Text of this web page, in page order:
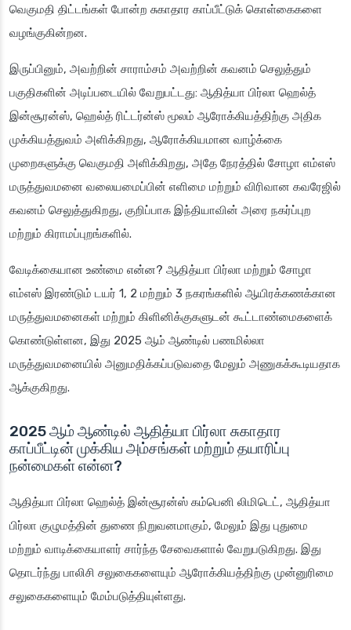
வெகுமதி திட்டங்கள் போன்ற சுகாதார காப்பீட்டுக் கொள்கைகளை
வழங்குகின்றன.
இருப்பினும், அவற்றின் சாராம்சம் அவற்றின் கவனம் செலுத்தும்
பகுதிகளின் அடிப்படையில் வேறுபட்டது: ஆதித்யா பிர்லா ஹெல்த்
இன்சூரன்ஸ், ஹெல்த் ரிட்டர்ன்ஸ் மூலம் ஆரோக்கியத்திற்கு அதிக
முக்கியத்துவம் அளிக்கிறது, ஆரோக்கியமான வாழ்க்கை
முறைகளுக்கு வெகுமதி அளிக்கிறது, அதே நேரத்தில் சோழா எம்எஸ்
மருத்துவமனை வலையமைப்பின் எளிமை மற்றும் விரிவான கவரேஜில்
கவனம் செலுத்துகிறது, குறிப்பாக இந்தியாவின் அரை நகர்ப்புற
மற்றும் கிராமப்புறங்களில்.
வேடிக்கையான உண்மை என்ன? ஆதித்யா பிர்லா மற்றும் சோழா
எம்எஸ் இரண்டும் டயர் 1, 2 மற்றும் 3 நகரங்களில் ஆயிரக்கணக்கான
மருத்துவமனைகள் மற்றும் கிளினிக்குகளுடன் கூட்டாண்மைகளைக்
கொண்டுள்ளன, இது 2025 ஆம் ஆண்டில் பணமில்லா
மருத்துவமனையில் அனுமதிக்கப்படுவதை மேலும் அணுகக்கூடியதாக
ஆக்குகிறது.
2025 ஆம் ஆண்டில் ஆதித்யா பிர்லா சுகாதார
காப்பீட்டின் முக்கிய அம்சங்கள் மற்றும் தயாரிப்பு
நன்மைகள் என்ன?
ஆதித்யா பிர்லா ஹெல்த் இன்சூரன்ஸ் கம்பெனி லிமிடெட், ஆதித்யா
பிர்லா குழுமத்தின் துணை நிறுவனமாகும், மேலும் இது புதுமை
மற்றும் வாடிக்கையாளர் சார்ந்த சேவைகளால் வேறுபடுகிறது. இது
தொடர்ந்து பாலிசி சலுகைகளையும் ஆரோக்கியத்திற்கு முன்னுரிமை
சலுகைகளையும் மேம்படுத்தியுள்ளது.